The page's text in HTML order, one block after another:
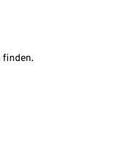
finden.